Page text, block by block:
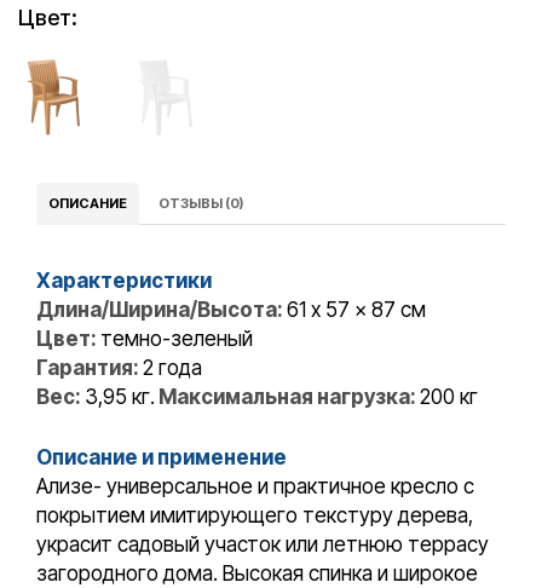
Цвет:
ОПИСАНИЕ ОТЗЫВЫ (0)
Характеристики
Длина/Ширина/Высота: 61 x 57 x 87 см
Цвет: темно-зеленый
Гарантия: 2 года
Вес: 3,95 кг. Максимальная нагрузка: 200 кг
Описание и применение
Ализе- универсальное и практичное кресло с
покрытием имитирующего текcтуру дерева,
украсит садовый участок или летнюю террасу
загородного дома. Высокая спинка и широкое